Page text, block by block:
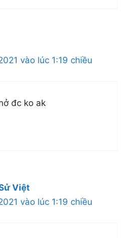
vào lúc 1:19 chiều
đc ko ak
Việt
vào lúc 1:19 chiều